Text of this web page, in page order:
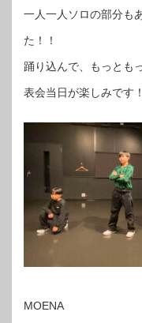
一人一人ソロの部分も
た！！
踊り込んで、もっとも
表会当日が楽しみです！
MOENA